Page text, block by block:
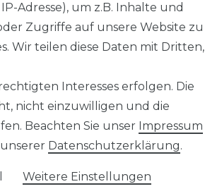
Adresse), um z.B. Inhalte und
Zugriffe auf unsere Website zu
Wir teilen diese Daten mit Dritten,
Interesses erfolgen. Die
nicht einzuwilligen und die
Beachten Sie unser Impressum
Daten­schutz­erklärung.
Weitere Einstellungen